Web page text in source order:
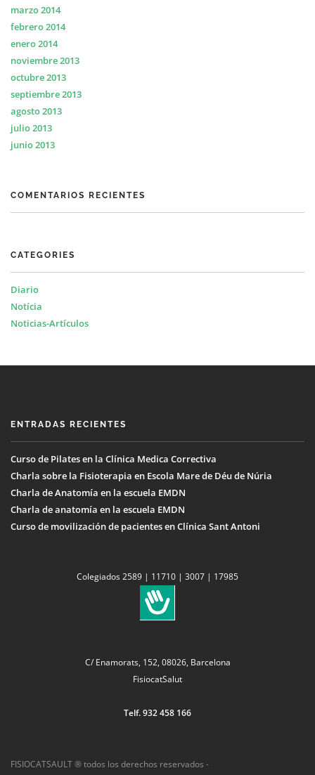
marzo 2014
febrero 2014
enero 2014
noviembre 2013
octubre 2013
septiembre 2013
agosto 2013
julio 2013
junio 2013
COMENTARIOS RECIENTES
CATEGORIES
Diario
Notícia
Noticias-Artículos
ENTRADAS RECIENTES
Curso de Pilates en la Clínica Medica Correctiva
Charla sobre la Fisioterapia en Escola Mare de Déu de Núria
Charla de Anatomía en la escuela EMDN
Charla de anatomía en la escuela EMDN
Curso de movilización de pacientes en Clínica Sant Antoni
Colegiados 2589 | 11710 | 3007 | 17985
C/ Enamorats, 152, 08026, Barcelona
FisiocatSalut
Telf. 932 458 166
FISIOCATSAULT ® todos los derechos reservados -